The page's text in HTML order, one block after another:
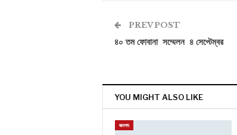
PREV POST
৪০ তম ফোবানা সম্মেলন ৪ সেপ্টেম্বর
YOU MIGHT ALSO LIKE
জনপদ